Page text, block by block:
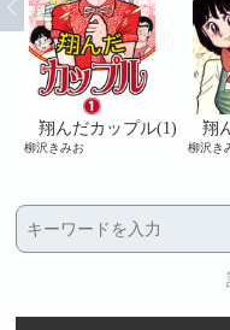
翔んだカップル(1)
柳沢きみお
翔
柳沢き